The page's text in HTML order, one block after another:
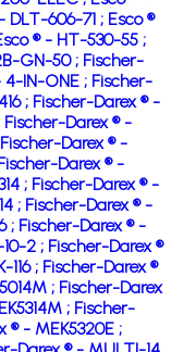
DLT-606-71 ; Esco ®
® - HT-530-55 ;
GN-50 ; Fischer-
4-IN-ONE ; Fischer-
; Fischer-Darex ® -
Fischer-Darex ® -
Fischer-Darex ® -
Darex ® -
; Fischer-Darex ® -
; Fischer-Darex ® -
; Fischer-Darex ® -
2 ; Fischer-Darex ®
; Fischer-Darex ®
; Fischer-Darex
; Fischer-
® - MEK5320E ;